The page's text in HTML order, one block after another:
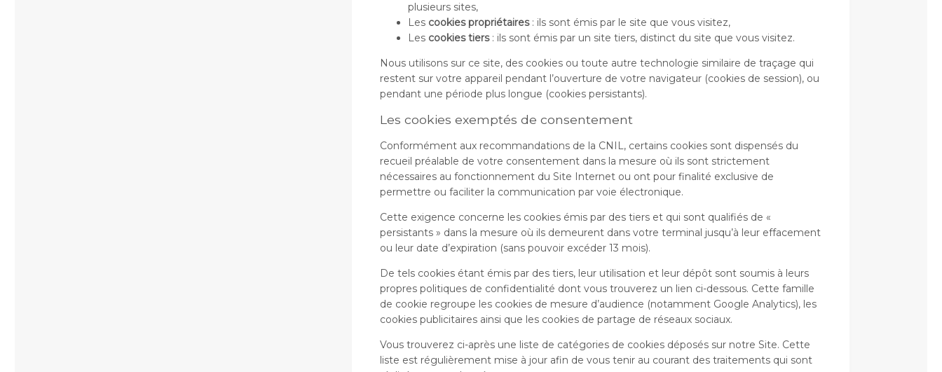
plusieurs sites,
Les cookies propriétaires: ils sont émis par le site que vous visitez,
Les cookies tiers: ils sont émis par un site tiers, distinct du site que vous visitez.
Nous utilisons sur ce site, des cookies ou toute autre technologie similaire de traçage qui
restent sur votre appareil pendant l’ouverture de votre navigateur (cookies de session), ou
pendant une période plus longue (cookies persistants).
Les cookies exemptés de consentement
Conformément aux recommandations de la CNIL, certains cookies sont dispensés du
recueil préalable de votre consentement dans la mesure où ils sont strictement
nécessaires au fonctionnement du Site Internet ou ont pour finalité exclusive de
permettre ou faciliter la communication par voie électronique.
Cette exigence concerne les cookies émis par des tiers et qui sont qualifiés de «
persistants » dans la mesure où ils demeurent dans votre terminal jusqu’à leur effacement
ou leur date d’expiration (sans pouvoir excéder 13 mois).
De tels cookies étant émis par des tiers, leur utilisation et leur dépôt sont soumis à leurs
propres politiques de confidentialité dont vous trouverez un lien ci-dessous. Cette famille
de cookie regroupe les cookies de mesure d’audience (notamment Google Analytics), les
cookies publicitaires ainsi que les cookies de partage de réseaux sociaux.
Vous trouverez ci-après une liste de catégories de cookies déposés sur notre Site. Cette
liste est régulièrement mise à jour afin de vous tenir au courant des traitements qui sont